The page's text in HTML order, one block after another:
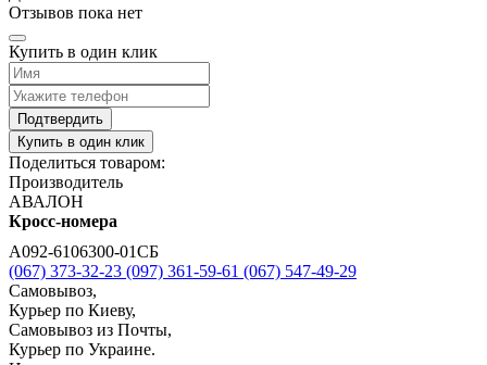
Отзывов пока нет
Купить в один клик
Подтвердить
Купить в один клик
Поделиться товаром:
Производитель
АВАЛОН
Кросс-номера
А092-6106300-01СБ
(067) 373-32-23 (097) 361-59-61 (067) 547-49-29
Самовывоз,
Курьер по Киеву,
Самовывоз из Почты,
Курьер по Украине.